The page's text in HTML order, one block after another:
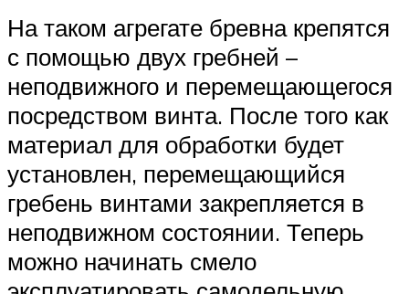
На таком агрегате бревна крепятся
с помощью двух гребней –
неподвижного и перемещающегося
посредством винта. После того как
материал для обработки будет
установлен, перемещающийся
гребень винтами закрепляется в
неподвижном состоянии. Теперь
можно начинать смело